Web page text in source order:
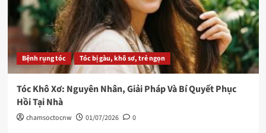
Bệnh rụng tóc Tóc bị gàu, khô sơ, trẻ ngọn
Tóc Khô Xơ: Nguyên Nhân, Giải Pháp Và Bí Quyết Phục
Hồi Tại Nhà
chamsoctocnw 01/07/2026 0